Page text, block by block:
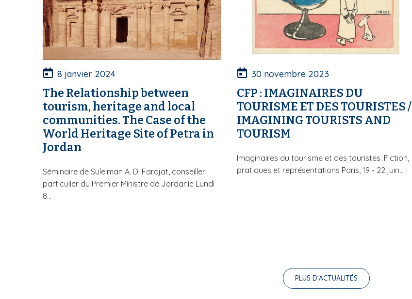
8 janvier 2024
The Relationship between
tourism, heritage and local
communities. The Case of the
World Heritage Site of Petra in
Jordan
Séminaire de Suleiman A. D. Farajat, conseiller
particulier du Premier Ministre de Jordanie Lundi
8...
30 novembre 2023
CFP : IMAGINAIRES DU
TOURISME ET DES TOURISTES /
IMAGINING TOURISTS AND
TOURISM
Imaginaires du tourisme et des touristes. Fiction,
pratiques et représentations Paris, 19 - 22 juin...
PLUS D'ACTUALITÉS